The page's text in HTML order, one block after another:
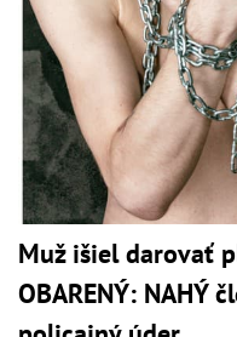
Muž išiel darovať
OBARENÝ: NAHÝ